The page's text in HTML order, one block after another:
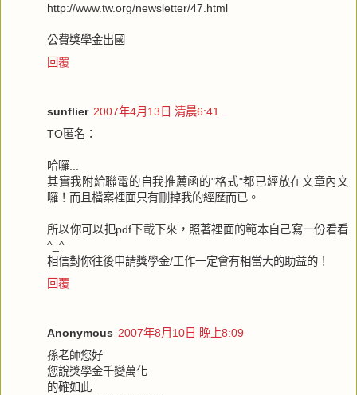
http://www.tw.org/newsletter/47.html
公費獎學金出國
回覆
sunflier 2007年4月13日 清晨6:41
TO匿名：
哈囉...
其實我附給聯電的自我推薦函的"格式"都已經放在文章內文
囉！而且檔案裡面只有刪掉我的經歷而已。
所以你可以把pdf下載下來，照著裡面的範本自己寫一份看看
^_^
相信對你往後申請獎學金/工作一定會有相當大的助益的！
回覆
Anonymous 2007年8月10日 晚上8:09
孫老師您好
您說獎學金千變萬化
的確如此